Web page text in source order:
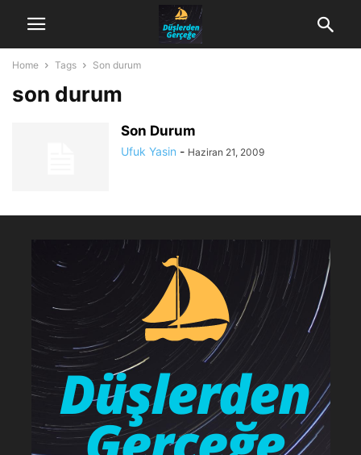
Home Tags Son durum
son durum
Son Durum
Ufuk Yasin - Haziran 21, 2009